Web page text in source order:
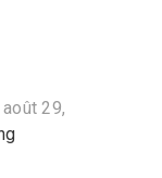
août 29,